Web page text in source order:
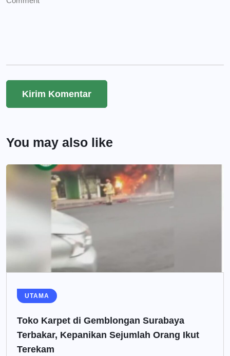
You may also like
UTAMA
Toko Karpet di Gemblongan Surabaya
Terbakar, Kepanikan Sejumlah Orang Ikut
Terekam